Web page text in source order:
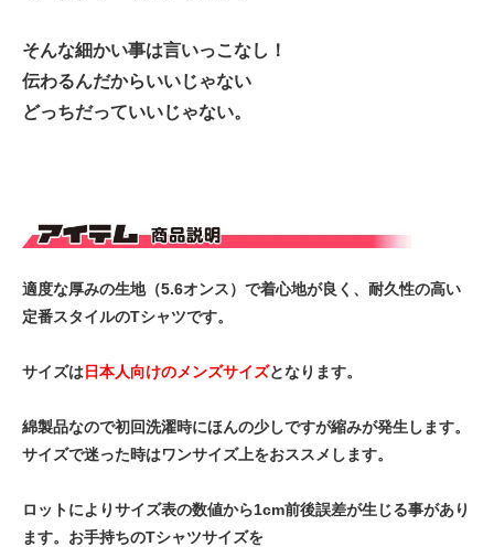
そんな細かい事は言いっこなし！
伝わるんだからいいじゃない
どっちだっていいじゃない。
適度な厚みの生地（5.6オンス）で着心地が良く、耐久性の高い
定番スタイルのTシャツです。
サイズは日本人向けのメンズサイズとなります。
綿製品なので初回洗濯時にほんの少しですが縮みが発生します。
サイズで迷った時はワンサイズ上をおススメします。
ロットによりサイズ表の数値から1cm前後誤差が生じる事があり
ます。お手持ちのTシャツサイズを